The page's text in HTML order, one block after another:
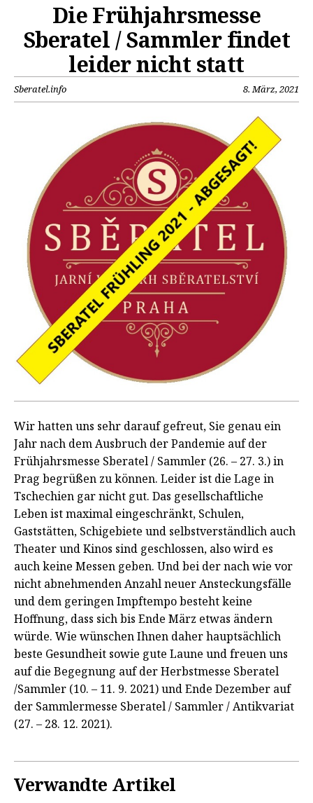
Die Frühjahrsmesse
Sberatel / Sammler findet
leider nicht statt
Sberatel.info 8. März, 2021
Wir hatten uns sehr darauf gefreut, Sie genau ein
Jahr nach dem Ausbruch der Pandemie auf der
Frühjahrsmesse Sberatel / Sammler (26. – 27. 3.) in
Prag begrüßen zu können. Leider ist die Lage in
Tschechien gar nicht gut. Das gesellschaftliche
Leben ist maximal eingeschränkt, Schulen,
Gaststätten, Schigebiete und selbstverständlich auch
Theater und Kinos sind geschlossen, also wird es
auch keine Messen geben. Und bei der nach wie vor
nicht abnehmenden Anzahl neuer Ansteckungsfälle
und dem geringen Impftempo besteht keine
Hoffnung, dass sich bis Ende März etwas ändern
würde. Wie wünschen Ihnen daher hauptsächlich
beste Gesundheit sowie gute Laune und freuen uns
auf die Begegnung auf der Herbstmesse Sberatel
/Sammler (10. – 11. 9. 2021) und Ende Dezember auf
der Sammlermesse Sberatel / Sammler / Antikvariat
(27. – 28. 12. 2021).
Verwandte Artikel